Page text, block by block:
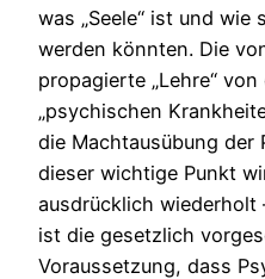
was „Seele“ ist und wie
werden könnten. Die
propagierte „Lehre“
„psychischen
die Machtausübung der
dieser wichtige Punkt
ausdrücklich wiederholt
ist die gesetzlich
Voraussetzung, dass